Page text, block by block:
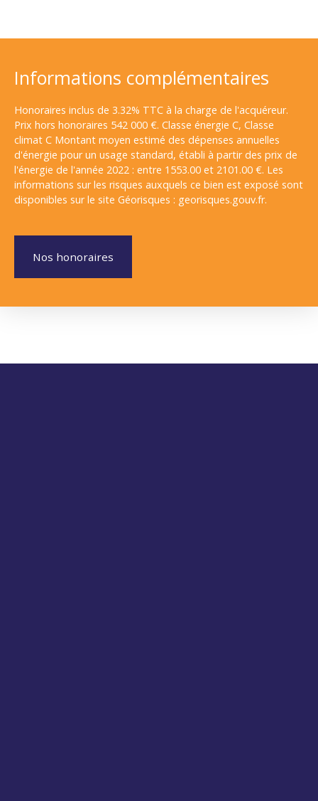
Informations complémentaires
Honoraires inclus de 3.32% TTC à la charge de l'acquéreur.
Prix hors honoraires 542 000 €. Classe énergie C, Classe
climat C Montant moyen estimé des dépenses annuelles
d'énergie pour un usage standard, établi à partir des prix de
l'énergie de l'année 2022 : entre 1553.00 et 2101.00 €. Les
informations sur les risques auxquels ce bien est exposé sont
disponibles sur le site Géorisques : georisques.gouv.fr.
Nos honoraires